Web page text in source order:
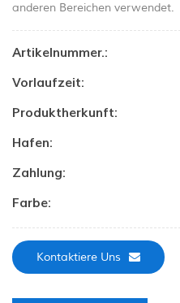
anderen Bereichen verwendet.
Artikelnummer.:
Vorlaufzeit:
Produktherkunft:
Hafen:
Zahlung:
Farbe:
Kontaktiere Uns